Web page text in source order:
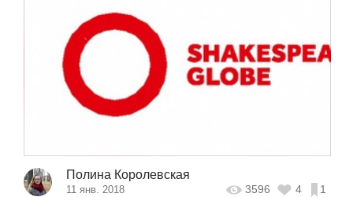
Полина Королевская
11 янв. 2018 3596 4 1